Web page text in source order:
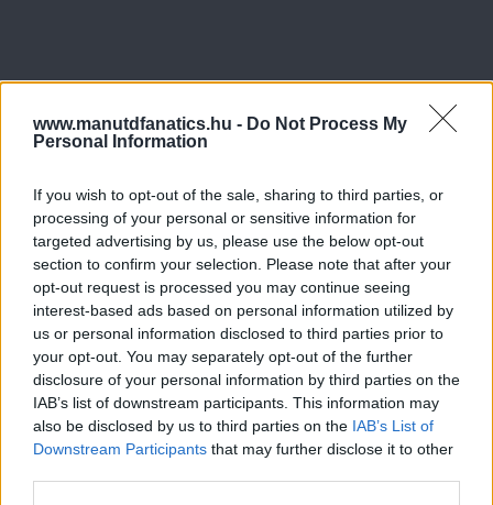
www.manutdfanatics.hu - Do Not Process My
Personal Information
If you wish to opt-out of the sale, sharing to third parties, or
processing of your personal or sensitive information for
targeted advertising by us, please use the below opt-out
section to confirm your selection. Please note that after your
opt-out request is processed you may continue seeing
interest-based ads based on personal information utilized by
us or personal information disclosed to third parties prior to
your opt-out. You may separately opt-out of the further
disclosure of your personal information by third parties on the
IAB’s list of downstream participants. This information may
also be disclosed by us to third parties on the IAB’s List of
Downstream Participants that may further disclose it to other